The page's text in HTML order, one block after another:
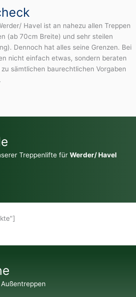
Havel ist an nahezu allen Treppen
(ab 70cm Breite) und sehr steilen
Dennoch hat alles seine Grenzen. Bei
nicht einfach etwas, sondern beraten
sämtlichen baurechtlichen Vorgaben
Treppenlifte für Werder/ Havel